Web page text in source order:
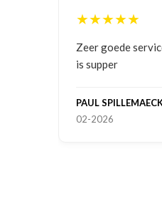
★★★★★
Zeer goede
is supper
PAUL
02-2026